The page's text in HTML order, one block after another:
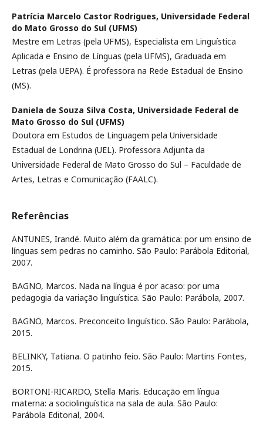
Patrícia Marcelo Castor Rodrigues, Universidade Federal
do Mato Grosso do Sul (UFMS)
Mestre em Letras (pela UFMS), Especialista em Linguística
Aplicada e Ensino de Línguas (pela UFMS), Graduada em
Letras (pela UEPA). É professora na Rede Estadual de Ensino
(MS).
Daniela de Souza Silva Costa, Universidade Federal de
Mato Grosso do Sul (UFMS)
Doutora em Estudos de Linguagem pela Universidade
Estadual de Londrina (UEL). Professora Adjunta da
Universidade Federal de Mato Grosso do Sul – Faculdade de
Artes, Letras e Comunicação (FAALC).
Referências
ANTUNES, Irandé. Muito além da gramática: por um ensino de
línguas sem pedras no caminho. São Paulo: Parábola Editorial,
2007.
BAGNO, Marcos. Nada na língua é por acaso: por uma
pedagogia da variação linguística. São Paulo: Parábola, 2007.
BAGNO, Marcos. Preconceito linguístico. São Paulo: Parábola,
2015.
BELINKY, Tatiana. O patinho feio. São Paulo: Martins Fontes,
2015.
BORTONI-RICARDO, Stella Maris. Educação em língua
materna: a sociolinguística na sala de aula. São Paulo:
Parábola Editorial, 2004.